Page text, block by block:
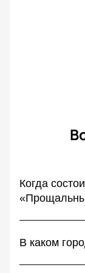
Когда
2025. Это
а атмосфера
В каком